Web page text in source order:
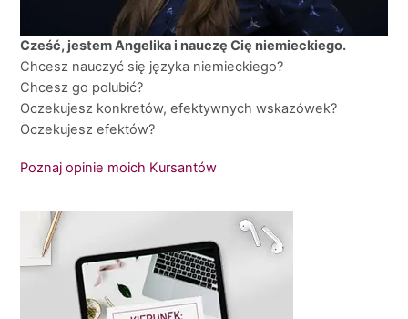
Cześć, jestem Angelika i nauczę Cię niemieckiego.
Chcesz nauczyć się języka niemieckiego?
Chcesz go polubić?
Oczekujesz konkretów, efektywnych wskazówek?
Oczekujesz efektów?
Poznaj opinie moich Kursantów